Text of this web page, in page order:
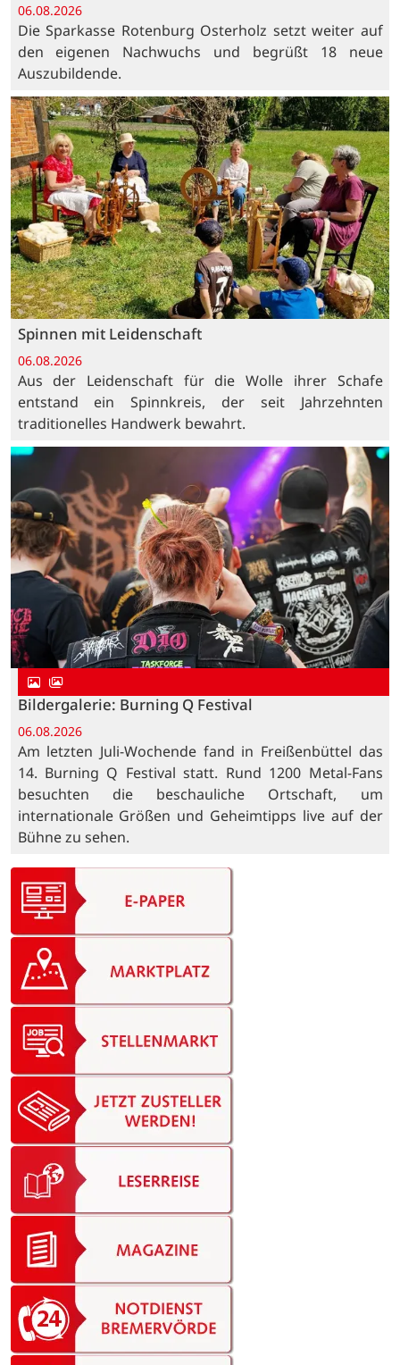
06.08.2026
Die Sparkasse Rotenburg Osterholz setzt weiter auf
den eigenen Nachwuchs und begrüßt 18 neue
Auszubildende.
Spinnen mit Leidenschaft
06.08.2026
Aus der Leidenschaft für die Wolle ihrer Schafe
entstand ein Spinnkreis, der seit Jahrzehnten
traditionelles Handwerk bewahrt.
Bildergalerie: Burning Q Festival
06.08.2026
Am letzten Juli-Wochende fand in Freißenbüttel das
14. Burning Q Festival statt. Rund 1200 Metal-Fans
besuchten die beschauliche Ortschaft, um
internationale Größen und Geheimtipps live auf der
Bühne zu sehen.